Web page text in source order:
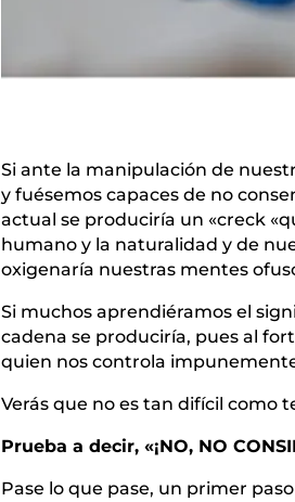
Si ante la manipulación de
y fuésemos capaces de no
actual se produciría un «creck
humano y la naturalidad y de
oxigenaría nuestras mentes
Si muchos aprendiéramos el
cadena se produciría, pues al
quien nos controla
Verás que no es tan difícil como
Prueba a decir, «¡NO, NO
Pase lo que pase, un primer